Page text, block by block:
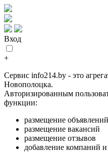
Вход
+
Сервис info214.by - это
Новополоцка.
Авторизированным
функции:
размещение объявлений
размещение вакансий
размещение отзывов
добавление компаний и